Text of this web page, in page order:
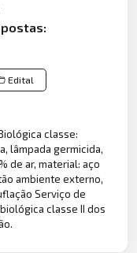
Edital
classe:
lâmpada germicida,
de ar, material: aço
ambiente externo,
Serviço de
classe II dos